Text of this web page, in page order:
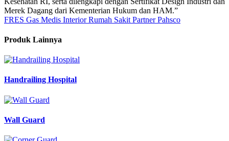
Merek Dagang dari Kementerian Hukum dan HAM.”
FRES Gas Medis Interior Rumah Sakit Partner Pahsco
Produk Lainnya
Handrailing Hospital
Wall Guard